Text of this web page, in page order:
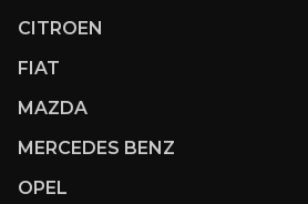
CITROEN
FIAT
MAZDA
MERCEDES BENZ
OPEL